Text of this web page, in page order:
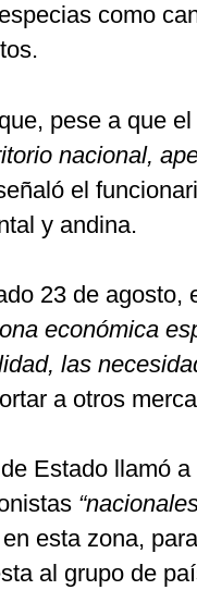
como
pese a que
nacional,
el
y andina.
23 de agosto,
económica
las
a otros
Estado llamó a
esta zona,
al grupo de